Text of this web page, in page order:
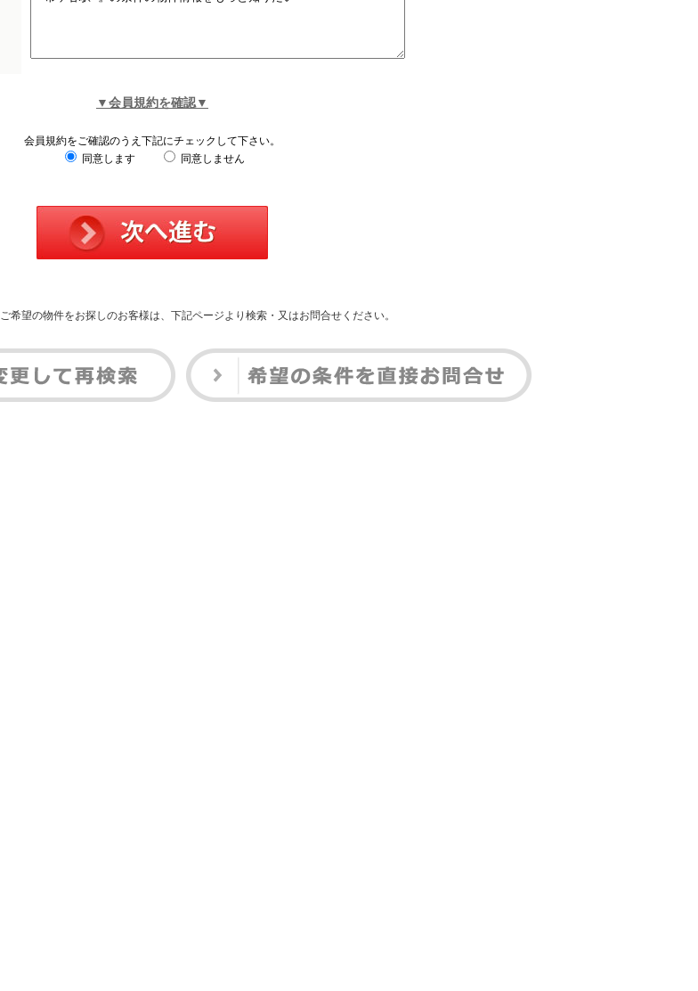
▼会員規約を確認▼
会員規約をご確認のうえ下記にチェックして下さい。
同意します
同意しません
ご希望の物件をお探しのお客様は、下記ページより検索・又はお問合せください。